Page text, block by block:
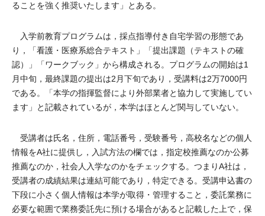
ることを強く推奨いたします」とある。
入学前教育プログラムは，採点指導付き自宅学習の形態であ
り，「看護・医療系総合テキスト」「提出課題（テキストの確
認）」「ワークブック」から構成される。プログラムの開始は1
月中旬，最終課題の提出は2月下旬であり，受講料は2万7000円
である。「本学の指揮監督により外部業者と協力して実施してい
ます」と記載されているが，本学はほとんど関与していない。
受講者は氏名，住所，電話番号，受験番号，高校名などの個人
情報をA社に提供し，入試方法の欄では，指定校推薦なのか公募
推薦なのか，社会人入学なのかをチェックする。つまりA社は，
受講者の成績結果は連結可能であり，特定できる。受講申込書の
下段に小さく個人情報は本学が取得・管理すること，委託業務に
必要な範囲で業務委託先に預ける場合があると記載した上で，保